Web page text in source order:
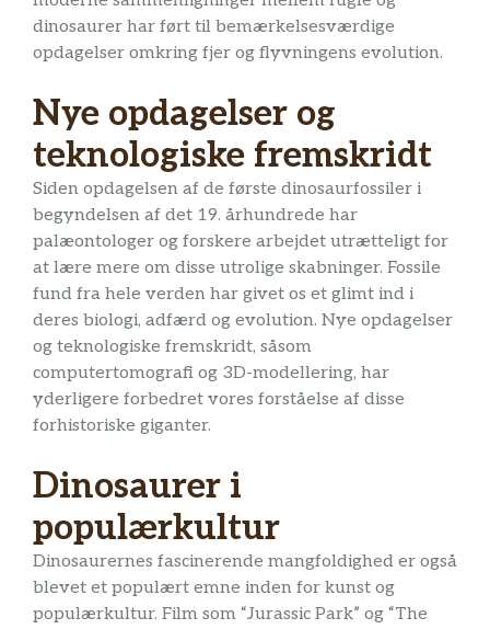
dinosaurer har ført til bemærkelsesværdige
opdagelser omkring fjer og flyvningens evolution.
Nye opdagelser og
teknologiske fremskridt
Siden opdagelsen af ​​de første dinosaurfossiler i
begyndelsen af det 19. århundrede har
palæontologer og forskere arbejdet utrætteligt for
at lære mere om disse utrolige skabninger. Fossile
fund fra hele verden har givet os et glimt ind i
deres biologi, adfærd og evolution. Nye opdagelser
og teknologiske fremskridt, såsom
computertomografi og 3D-modellering, har
yderligere forbedret vores forståelse af disse
forhistoriske giganter.
Dinosaurer i
populærkultur
Dinosaurernes fascinerende mangfoldighed er også
blevet et populært emne inden for kunst og
populærkultur. Film som “Jurassic Park” og “The